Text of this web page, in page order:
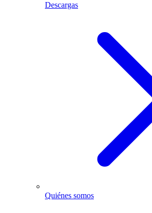
Descargas
Quiénes somos